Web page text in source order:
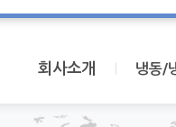
회사소개 냉동/